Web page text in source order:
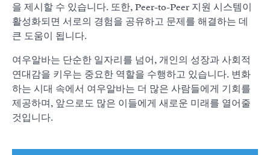
을 제시할 수 있습니다. 또한, Peer-to-Peer 지원 시스템이
활성화되면 서로의 경험을 공유하고 문제를 해결하는 데
큰 도움이 됩니다.
여우알바는 단순한 일자리를 넘어, 개인의 성장과 사회적
연대감을 키우는 중요한 역할을 수행하고 있습니다. 변화
하는 시대 속에서 여우알바는 더 많은 사람들에게 기회를
제공하며, 앞으로도 많은 이들에게 새로운 미래를 열어줄
것입니다.